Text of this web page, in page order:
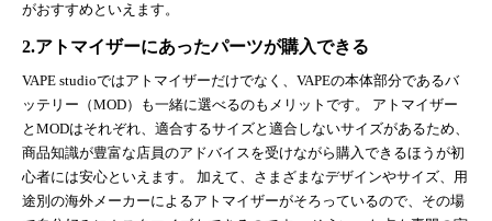
がおすすめといえます。
2.アトマイザーにあったパーツが購入できる
VAPE studioではアトマイザーだけでなく、VAPEの本体部分であるバ
ッテリー（MOD）も一緒に選べるのもメリットです。 アトマイザー
とMODはそれぞれ、適合するサイズと適合しないサイズがあるため、
商品知識が豊富な店員のアドバイスを受けながら購入できるほうが初
心者には安心といえます。 加えて、さまざまなデザインやサイズ、用
途別の海外メーカーによるアトマイザーがそろっているので、その場